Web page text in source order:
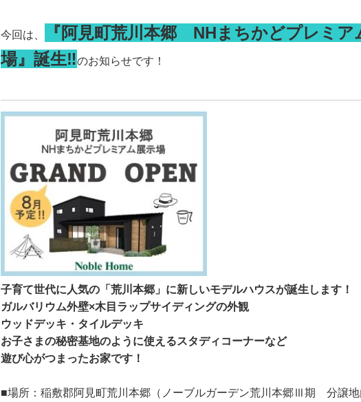
今回は、
『阿見町荒川本郷 NHまちかどプレミア
場』誕生‼のお知らせです！
子育て世代に人気の「荒川本郷」に新しいモデルハウスが誕生します！
ガルバリウム外壁×木目ラップサイディングの外観
ウッドデッキ・タイルデッキ
お子さまの秘密基地のように使えるスタディコーナーなど
遊び心がつまったお家です！
■場所：稲敷郡阿見町荒川本郷（ノーブルガーデン荒川本郷Ⅲ期 分譲